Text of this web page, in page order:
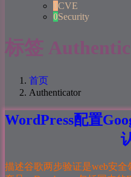
0CVE
0Security
标签
首页
Authenticator
WordPress配置
描述谷歌两步验证是web安